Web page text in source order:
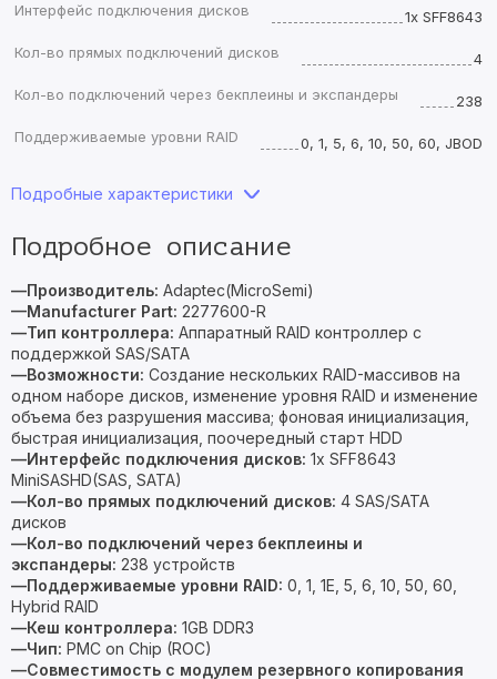
Интерфейс подключения дисков
1x SFF8643
Кол-во прямых подключений дисков
4
Кол-во подключений через бекплеины и экспандеры
238
Поддерживаемые уровни RAID
0, 1, 5, 6, 10, 50, 60, JBOD
Подробные характеристики
Подробное описание
—Производитель: Adaptec(MicroSemi)
—Manufacturer Part: 2277600-R
—Тип контроллера: Аппаратный RAID контроллер с
поддержкой SAS/SATA
—Возможности: Создание нескольких RAID-массивов на
одном наборе дисков, изменение уровня RAID и изменение
объема без разрушения массива; фоновая инициализация,
быстрая инициализация, поочередный старт HDD
—Интерфейс подключения дисков: 1x SFF8643
MiniSASHD(SAS, SATA)
—Кол-во прямых подключений дисков: 4 SAS/SATA
дисков
—Кол-во подключений через бекплеины и
экспандеры: 238 устройств
—Поддерживаемые уровни RAID: 0, 1, 1E, 5, 6, 10, 50, 60,
Hybrid RAID
—Кеш контроллера: 1GB DDR3
—Чип: PMC on Chip (ROC)
—Совместимость с модулем резервного копирования